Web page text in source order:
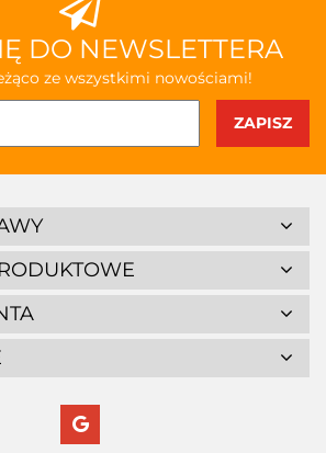
DO NEWSLETTERA
ze wszystkimi nowościami!